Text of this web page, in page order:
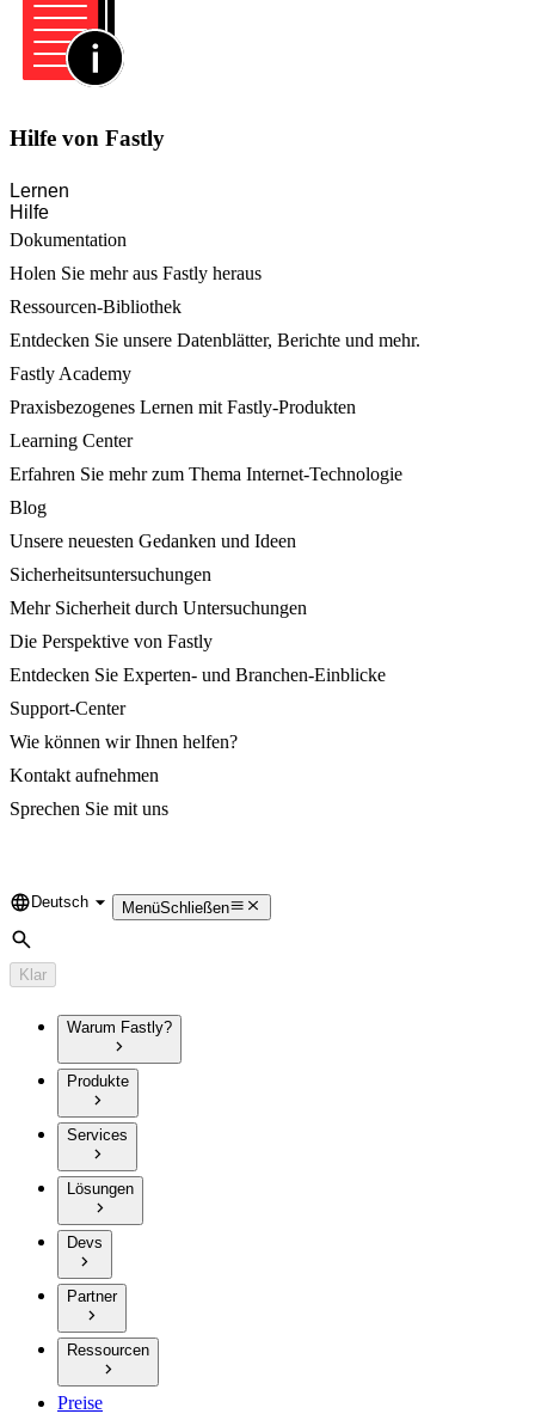
Hilfe von Fastly
Lernen
Hilfe
Dokumentation
Holen Sie mehr aus Fastly heraus
Ressourcen-Bibliothek
Entdecken Sie unsere Datenblätter, Berichte und mehr.
Fastly Academy
Praxisbezogenes Lernen mit Fastly-Produkten
Learning Center
Erfahren Sie mehr zum Thema Internet-Technologie
Blog
Unsere neuesten Gedanken und Ideen
Sicherheitsuntersuchungen
Mehr Sicherheit durch Untersuchungen
Die Perspektive von Fastly
Entdecken Sie Experten- und Branchen-Einblicke
Support-Center
Wie können wir Ihnen helfen?
Kontakt aufnehmen
Sprechen Sie mit uns
Language
Deutsch MenüSchließen
Suche
Klar
Warum Fastly?
Produkte
Services
Lösungen
Devs
Partner
Ressourcen
Preise